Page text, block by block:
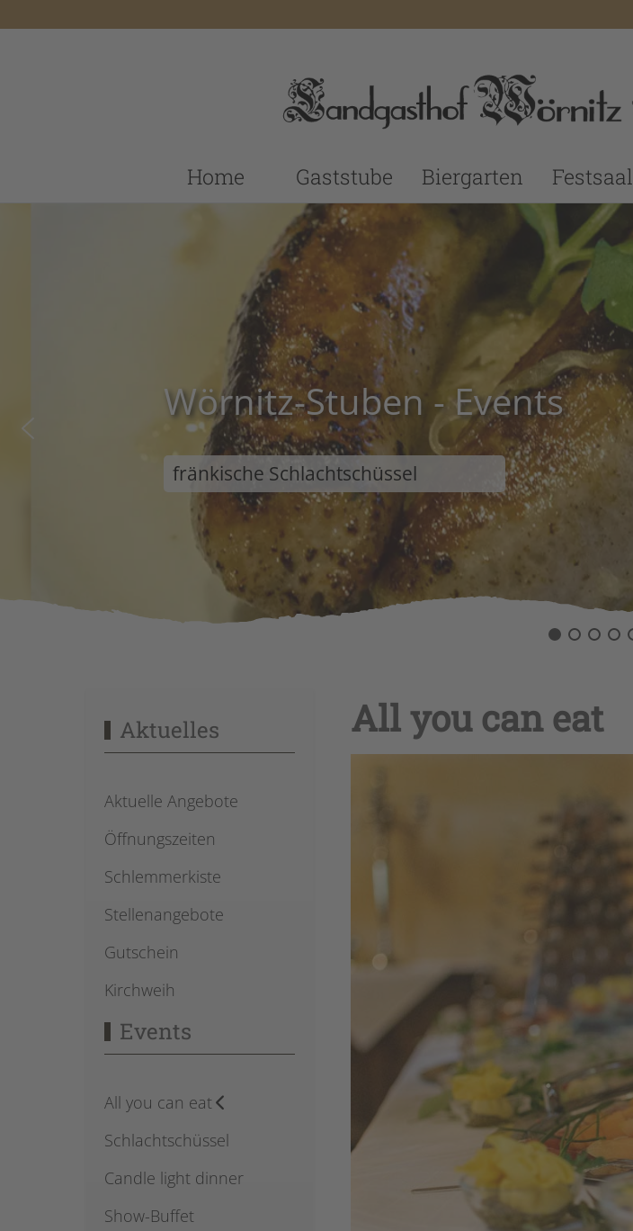
Home Gaststube Biergarten Festsaal
Wörnitz-Stuben - Events
fränkische Schlachtschüssel
Aktuelles
Aktuelle Angebote
Öffnungszeiten
Schlemmerkiste
Stellenangebote
Gutschein
Kirchweih
Events
All you can eat
Schlachtschüssel
Candle light dinner
Show-Buffet
All you can eat